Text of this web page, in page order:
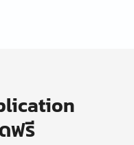
ฟรี